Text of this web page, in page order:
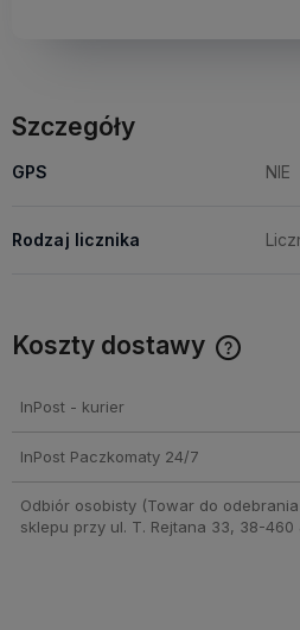
Szczegóły
GPS NIE
Rodzaj licznika
Koszty dostawy
InPost - kurier
InPost Paczkomaty 24/7
Odbiór osobisty(Towar do
sklepu przy ul. T. Rejtana 33, 38-460